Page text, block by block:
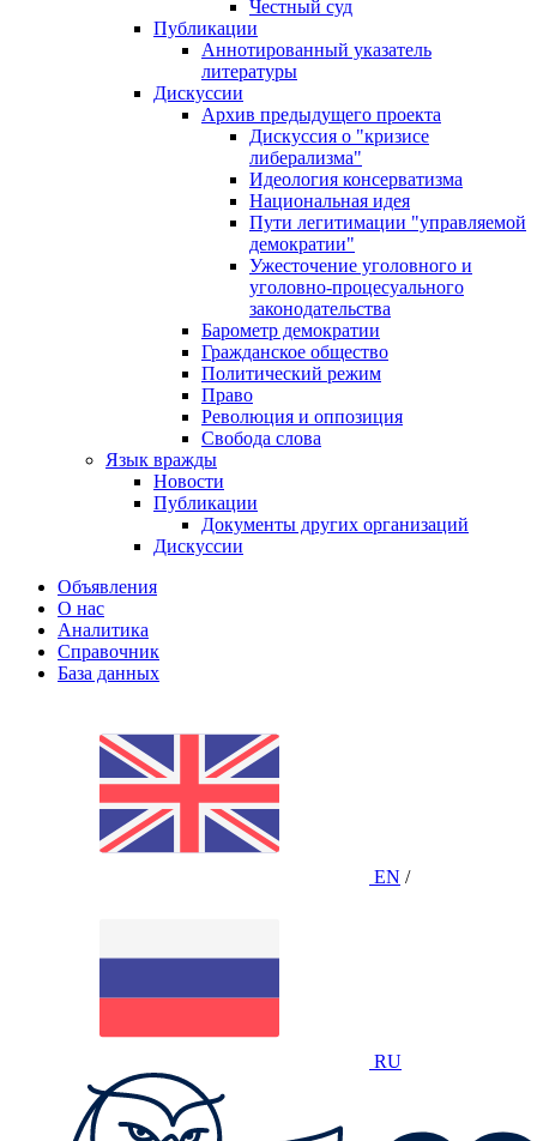
Честный суд
Публикации
Аннотированный указатель
литературы
Дискуссии
Архив предыдущего проекта
Дискуссия о "кризисе
либерализма"
Идеология консерватизма
Национальная идея
Пути легитимации "управляемой
демократии"
Ужесточение уголовного и
уголовно-процесуального
законодательства
Барометр демократии
Гражданское общество
Политический режим
Право
Революция и оппозиция
Свобода слова
Язык вражды
Новости
Публикации
Документы других организаций
Дискуссии
Объявления
О нас
Аналитика
Справочник
База данных
EN /
RU